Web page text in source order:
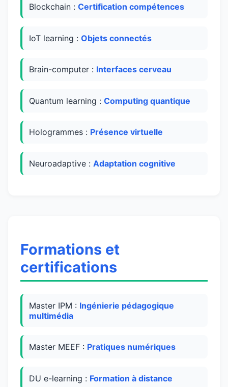
Blockchain : Certification compétences
IoT learning : Objets connectés
Brain-computer : Interfaces cerveau
Quantum learning : Computing quantique
Hologrammes : Présence virtuelle
Neuroadaptive : Adaptation cognitive
Formations et
certifications
Master IPM : Ingénierie pédagogique
multimédia
Master MEEF : Pratiques numériques
DU e-learning : Formation à distance